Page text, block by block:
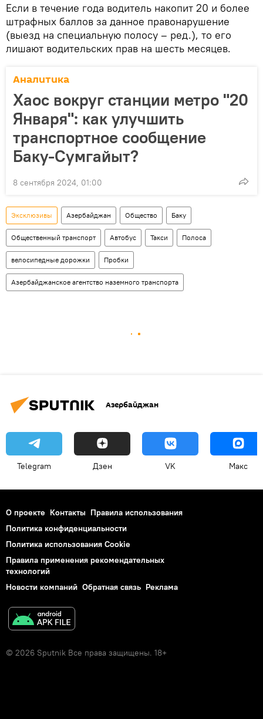
Если в течение года водитель накопит 20 и более
штрафных баллов за данное правонарушение
(выезд на специальную полосу – ред.), то его
лишают водительских прав на шесть месяцев.
Аналитика
Хаос вокруг станции метро "20
Января": как улучшить
транспортное сообщение
Баку-Сумгайыт?
8 сентября 2024, 01:00
Эксклюзивы Азербайджан Общество Баку
Общественный транспорт Автобус Такси Полоса
велосипедные дорожки Пробки
Азербайджанское агентство наземного транспорта
Азербайджан
Telegram Дзен VK Макс
О проекте Контакты Правила использования
Политика конфиденциальности
Политика использования Cookie
Правила применения рекомендательных
технологий
Новости компаний Обратная связь Реклама
© 2026 Sputnik Все права защищены. 18+